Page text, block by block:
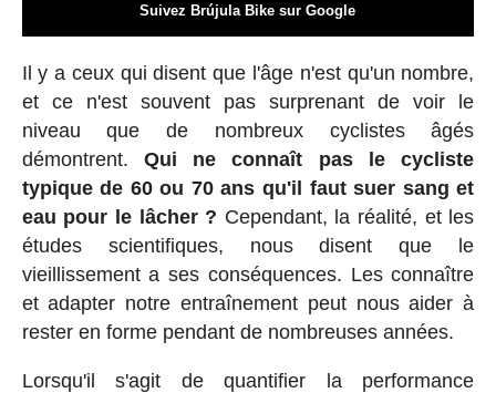
Suivez Brújula Bike sur Google
Il y a ceux qui disent que l'âge n'est qu'un nombre,
et ce n'est souvent pas surprenant de voir le
niveau que de nombreux cyclistes âgés
démontrent. Qui ne connaît pas le cycliste
typique de 60 ou 70 ans qu'il faut suer sang et
eau pour le lâcher ? Cependant, la réalité, et les
études scientifiques, nous disent que le
vieillissement a ses conséquences. Les connaître
et adapter notre entraînement peut nous aider à
rester en forme pendant de nombreuses années.
Lorsqu'il s'agit de quantifier la performance